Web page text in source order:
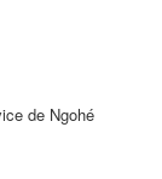
de Ngohé